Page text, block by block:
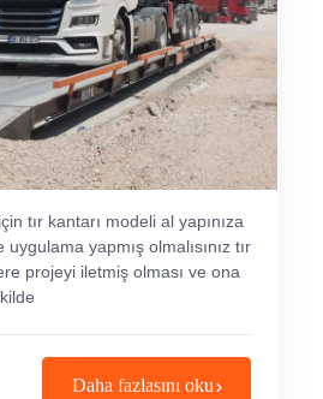
tır kantarı modeli al yapınıza
yapmış olmalısınız tır
projeyi iletmiş olması ve ona
Daha fazlasını oku